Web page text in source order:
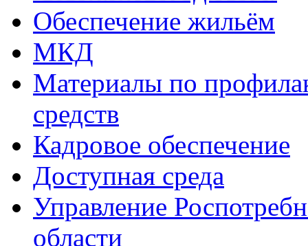
Обеспечение жильём
МКД
Материалы по
средств
Кадровое обеспечение
Доступная среда
Управление
области